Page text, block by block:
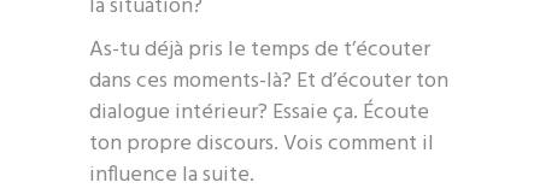
As-tu déjà pris le temps de t’écouter
dans ces moments-là? Et d’écouter ton
dialogue intérieur? Essaie ça. Écoute
ton propre discours. Vois comment il
influence la suite.